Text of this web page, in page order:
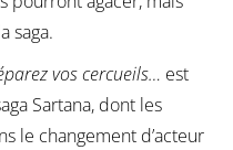
saga.
vos cercueils… est
Sartana, dont les
le changement d’acteur